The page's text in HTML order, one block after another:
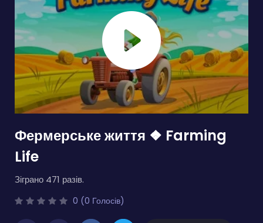
Фермерське життя ❖ Farming
Life
Зіграно 471 разів.
0 (0 Голосів)